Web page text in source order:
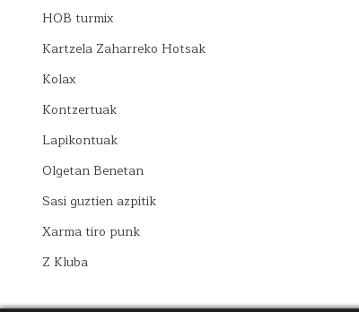
HOB turmix
Kartzela Zaharreko Hotsak
Kolax
Kontzertuak
Lapikontuak
Olgetan Benetan
Sasi guztien azpitik
Xarma tiro punk
Z Kluba